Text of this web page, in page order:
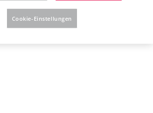
Cookie-Einstellungen